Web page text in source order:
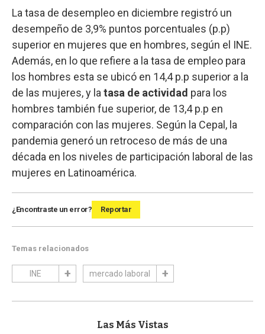
La tasa de desempleo en diciembre registró un
desempeño de 3,9% puntos porcentuales (p.p)
superior en mujeres que en hombres, según el INE.
Además, en lo que refiere a la tasa de empleo para
los hombres esta se ubicó en 14,4 p.p superior a la
de las mujeres, y latasa de actividad para los
hombres también fue superior, de 13,4 p.p en
comparación con las mujeres. Según la Cepal, la
pandemia generó un retroceso de más de una
década en los niveles de participación laboral de las
mujeres en Latinoamérica.
¿Encontraste un error? Reportar
Temas relacionados
INE mercado laboral
Las Más Vistas